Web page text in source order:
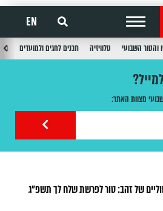
EN
והטור השבועי טלוויזיה תכנים לחגים ולמועדים
מצוות האתר:
של זהב: טור לפרשת שלח לך תשפ"ג